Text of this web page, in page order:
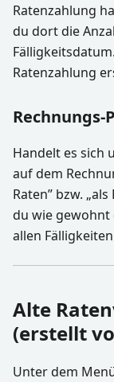
Ratenzahlung
du dort die
Ratenzahlung
Rechnungs-
Handelt es sich
auf dem
Raten” bzw.
du wie gewohnt
allen
Alte
(erstellt
Unter dem